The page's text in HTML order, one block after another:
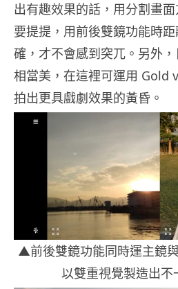
出有趣效果的話，用分割畫
要提提，用前後雙鏡功能時
確，才不會感到突兀。另外
相當美，在這裡可運用 Gold
拍出更具戲劇效果的黃昏。
▲前後雙鏡功能同時運主鏡
以雙重視覺製造出不